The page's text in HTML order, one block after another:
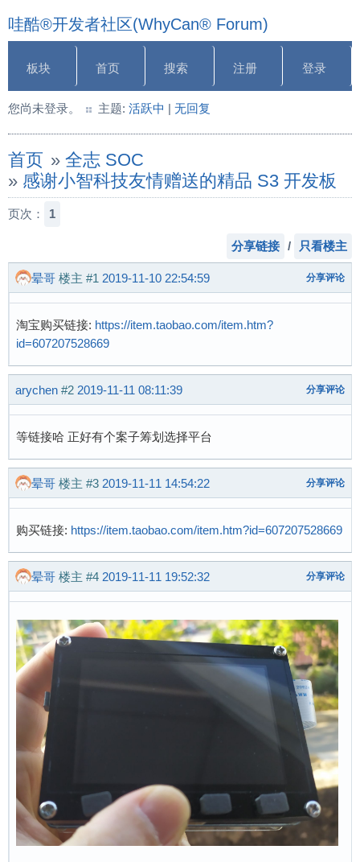
哇酷®开发者社区(WhyCan® Forum)
板块 首页 搜索 注册 登录
您尚未登录。 主题: 活跃中 | 无回复
首页 » 全志 SOC
» 感谢小智科技友情赠送的精品 S3 开发板
页次： 1
分享链接 / 只看楼主
晕哥 楼主 #1 2019-11-10 22:54:59 分享评论
淘宝购买链接: https://item.taobao.com/item.htm?
id=607207528669
arychen #2 2019-11-11 08:11:39 分享评论
等链接哈 正好有个案子筹划选择平台
晕哥 楼主 #3 2019-11-11 14:54:22 分享评论
购买链接: https://item.taobao.com/item.htm?id=607207528669
晕哥 楼主 #4 2019-11-11 19:52:32 分享评论